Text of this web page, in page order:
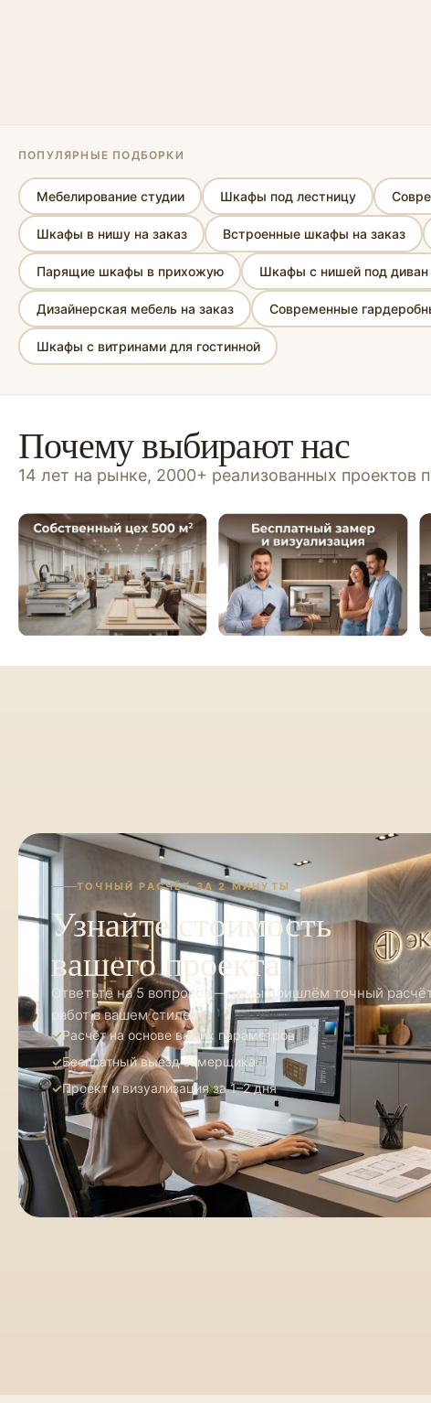
ПОПУЛЯРНЫЕ ПОДБОРКИ
Мебелирование студии Шкафы под лестницу
Шкафы в нишу на заказ Встроенные шкафы на заказ
Парящие шкафы в прихожую Шкафы с нишей под диван
Дизайнерская мебель на заказ Современные
Шкафы с витринами для гостинной
Почему выбирают нас
14 лет на рынке, 2000+ реализованных проектов
ТОЧНЫЙ РАСЧЁТ ЗА 2 МИНУТЫ
Узнайте стоимость
вашего проекта
Ответьте на 5 вопросов — и мы пришлём точный
работ в вашем стиле
Расчёт на основе ваших параметров
Бесплатный выезд замерщика
Проект и визуализация за 1–2 дня